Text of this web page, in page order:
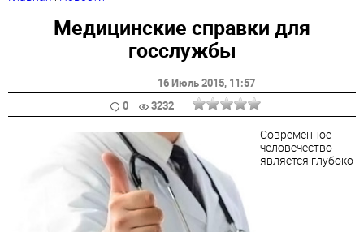
Медицинские справки для
госслужбы
16 Июль 2015, 11:57
0
3232
Современное
человечество
является глубоко